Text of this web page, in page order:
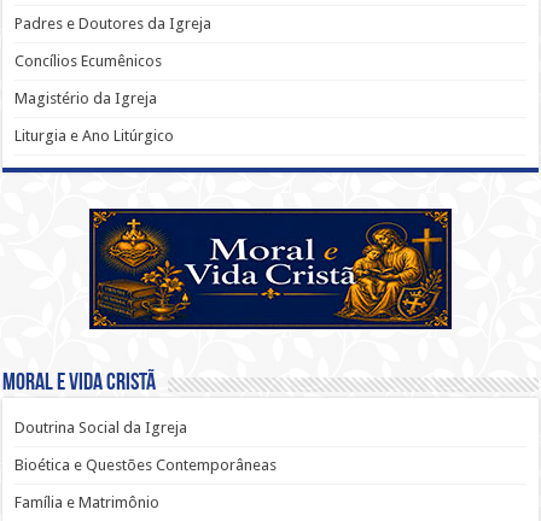
Padres e Doutores da Igreja
Concílios Ecumênicos
Magistério da Igreja
Liturgia e Ano Litúrgico
Moral e Vida Cristã
Doutrina Social da Igreja
Bioética e Questões Contemporâneas
Família e Matrimônio